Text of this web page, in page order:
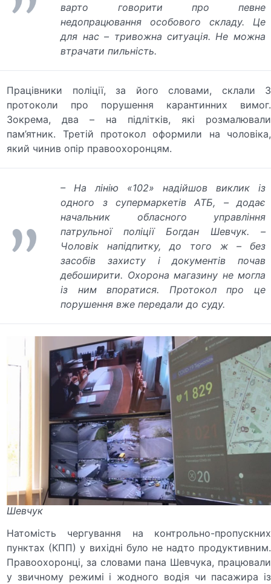
варто говорити про певне
недопрацювання особового складу. Це
для нас – тривожна ситуація. Не можна
втрачати пильність.
Працівники поліції, за його словами, склали 3
протоколи про порушення карантинних вимог.
Зокрема, два – на підлітків, які розмалювали
пам’ятник. Третій протокол оформили на чоловіка,
який чинив опір правоохоронцям.
– На лінію «102» надійшов виклик із
одного з супермаркетів АТБ, – додає
начальник обласного управління
патрульної поліції Богдан Шевчук. –
Чоловік напідпитку, до того ж – без
засобів захисту і документів почав
дебоширити. Охорона магазину не могла
із ним впоратися. Протокол про це
порушення вже передали до суду.
Шевчук
Натомість чергування на контрольно-пропускних
пунктах (КПП) у вихідні було не надто продуктивним.
Правоохоронці, за словами пана Шевчука, працювали
у звичному режимі і жодного водія чи пасажира із